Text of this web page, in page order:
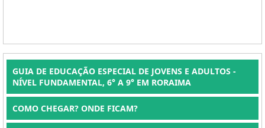
GUIA DE EDUCAÇÃO ESPECIAL DE JOVENS E ADULTOS -
NÍVEL FUNDAMENTAL, 6° A 9° EM RORAIMA
COMO CHEGAR? ONDE FICAM?